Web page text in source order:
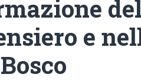
del
e